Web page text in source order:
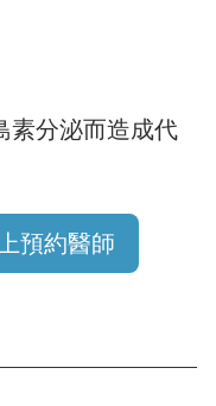
素分泌而造成代
預約醫師